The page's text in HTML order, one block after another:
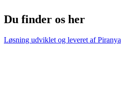
Du finder os her
Løsning udviklet og leveret afPiranya